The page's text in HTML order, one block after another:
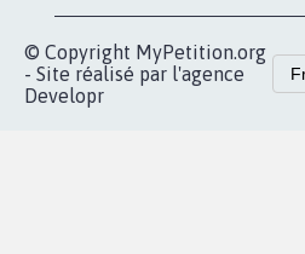
© Copyright MyPetition.org
- Site réalisé par l'agence
Developr